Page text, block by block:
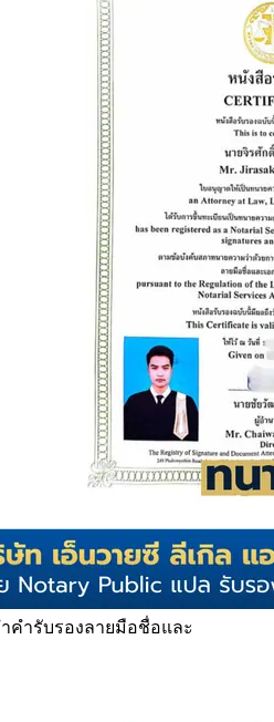
คำรับรองลายมือชื่อและ